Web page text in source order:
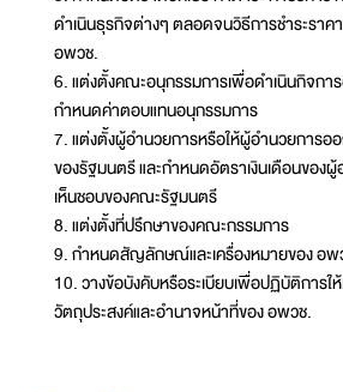
ดำเนินธุรกิจต่างๆ ตลอดจนวิธีการชำระราค
อพวช.
6. แต่งตั้งคณะอนุกรรมการเพื่อดำเนินกิจการ
กำหนดค่าตอบแทนอนุกรรมการ
7. แต่งตั้งผู้อำนวยการหรือให้ผู้อำนวยการอ
ของรัฐมนตรี และกำหนดอัตราเงินเดือนของ
เห็นชอบของคณะรัฐมนตรี
8. แต่งตั้งที่ปรึกษาของคณะกรรมการ
9. กำหนดสัญลักษณ์และเครื่องหมายของ อพ
10. วางข้อบังคับหรือระเบียบเพื่อปฏิบัติการใ
วัตถุประสงค์และอำนาจหน้าที่ของ อพวช.